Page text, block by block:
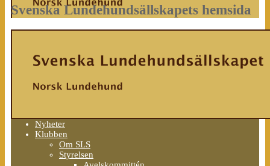
Svenska Lundehundsällskapets hemsida
Nyheter
Klubben
Om SLS
Styrelsen